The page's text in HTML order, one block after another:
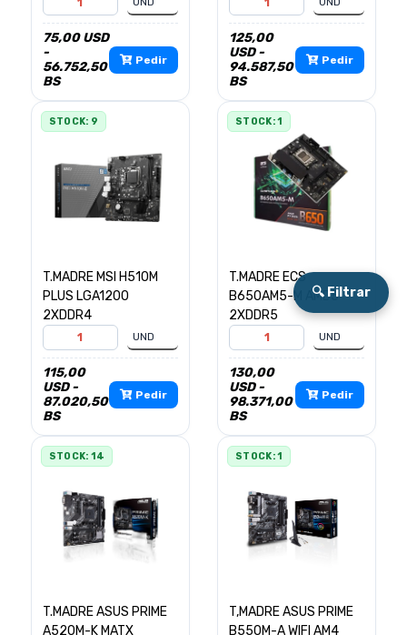
75,00 USD
-
56.752,50
BS
Pedir
125,00
USD -
94.587,50
BS
Pedir
STOCK: 9
T.MADRE MSI H510M
PLUS LGA1200
2XDDR4
115,00
USD -
87.020,50
BS
Pedir
STOCK: 1
T.MADRE ECS
B650AM5-M AMD5
2XDDR5
130,00
USD -
98.371,00
BS
Pedir
STOCK: 14
T.MADRE ASUS PRIME
A520M-K MATX
STOCK: 1
T,MADRE ASUS PRIME
B550M-A WIFI AM4
🔍 Filtrar